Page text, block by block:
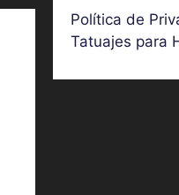
Política de
Tatuajes para